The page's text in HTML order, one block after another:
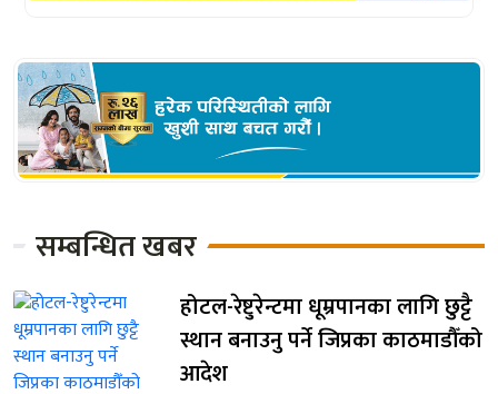
सम्बन्धित खबर
होटल-रेष्टुरेन्टमा धूम्रपानका लागि छुट्टै
स्थान बनाउनु पर्ने जिप्रका काठमाडौँको
आदेश